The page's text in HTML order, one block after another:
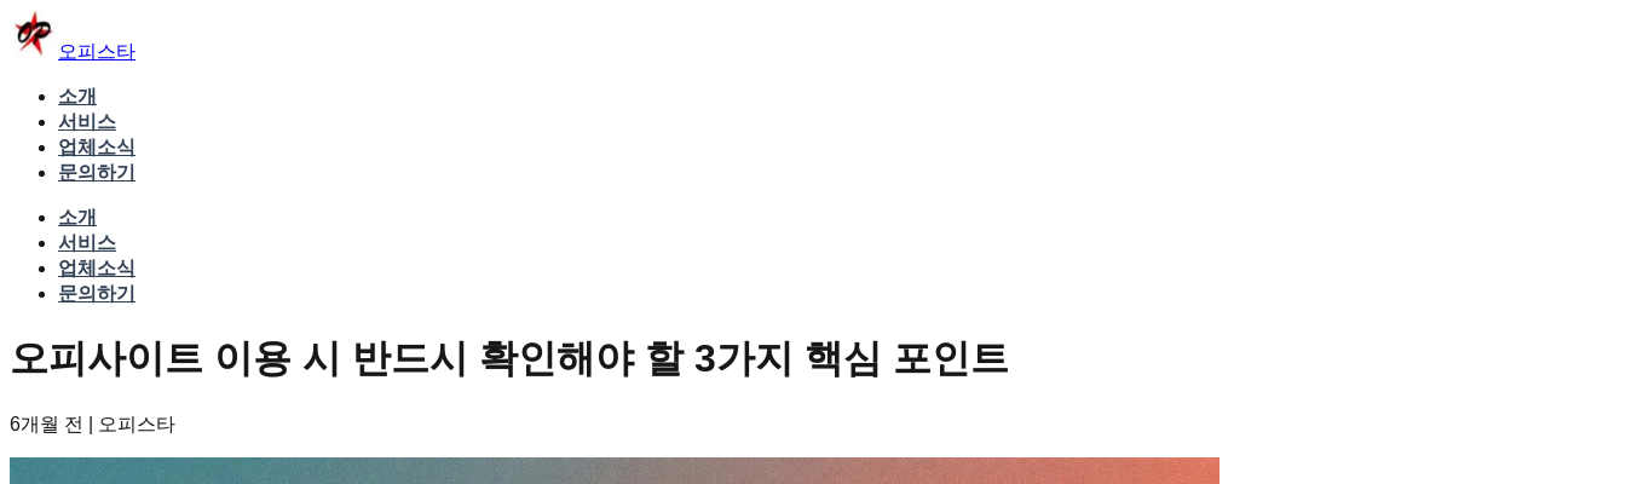
오피스타
소개
서비스
업체소식
문의하기
소개
서비스
업체소식
문의하기
오피사이트 이용 시 반드시 확인해야 할 3가지 핵심 포인트
6개월 전 오피스타